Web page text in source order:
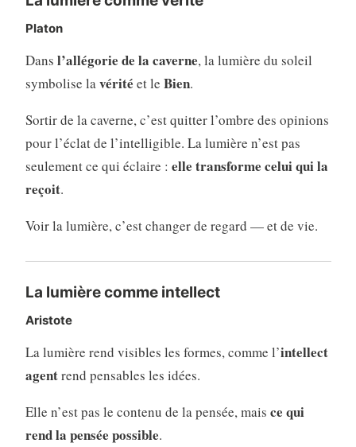
Platon
Dans l’allégorie de la caverne, la lumière du soleil
symbolise lavérité et le Bien.
Sortir de la caverne, c’est quitter l’ombre des opinions
pour l’éclat de l’intelligible. La lumière n’est pas
seulement ce qui éclaire : elle transforme celui qui la
reçoit.
Voir la lumière, c’est changer de regard — et de vie.
La lumière comme intellect
Aristote
La lumière rend visibles les formes, comme l’intellect
agentrend pensables les idées.
Elle n’est pas le contenu de la pensée, mais ce qui
rend la pensée possible.